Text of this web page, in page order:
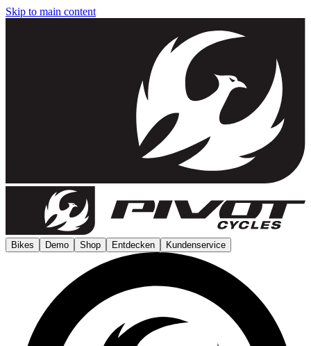
Skip to main content
Bikes Demo Shop Entdecken Kundenservice